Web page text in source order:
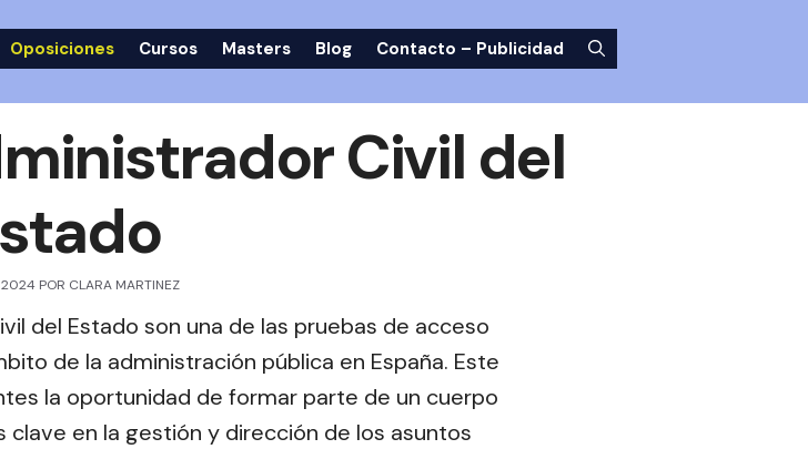
Oposiciones Cursos Masters Blog Contacto – Publicidad
Civil del
2024 POR CLARA MARTINEZ
del Estado son una de las pruebas de acceso
de la administración pública en España. Este
la oportunidad de formar parte de un cuerpo
en la gestión y dirección de los asuntos